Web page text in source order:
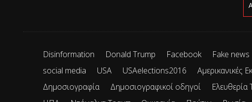
Disinformation Donald Trump Facebook Fake news
social media
USA USAelections2016 Αμερικανικές
Δημοσιογραφία
Δημοσιογραφικοί οδηγοί Ελευθερία